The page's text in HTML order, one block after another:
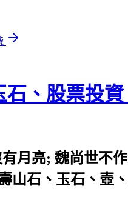
、股票投
月亮; 魏尚世不
山石、玉石、壺